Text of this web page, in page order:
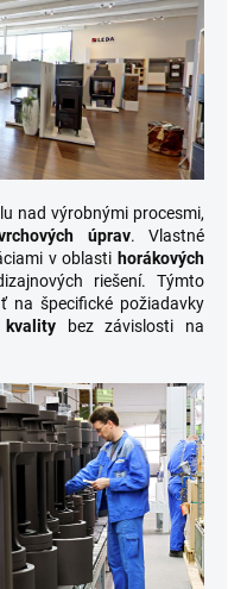
nad výrobnými procesmi,
úprav. Vlastné
v oblasti horákových
riešení. Týmto
na špecifické požiadavky
kvality bez závislosti na